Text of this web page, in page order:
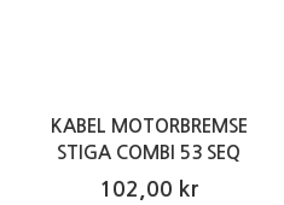
KABEL MOTORBREMSE
STIGA COMBI 53 SEQ
102,00 kr